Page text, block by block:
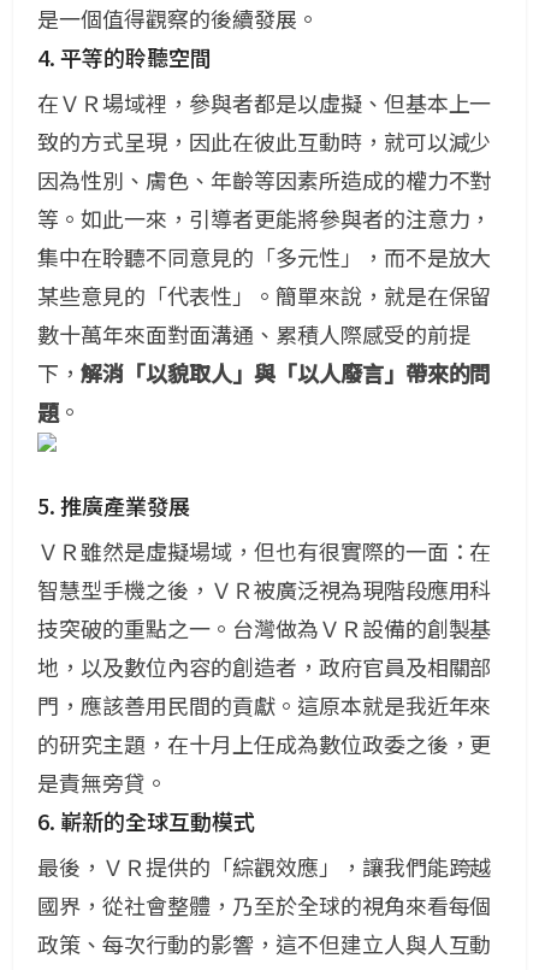
是一個值得觀察的後續發展。
4. 平等的聆聽空間
在ＶＲ場域裡， 參與者都是以虛擬、但基本上一
致的方式呈現 ，因此在彼此互動時，就可以減少
因為性別、膚色、年齡等因素所造成的權力不對
等。如此一來，引導者更能將參與者的注意力，
集中在聆聽不同意見的「多元性」，而不是放大
某些意見的「代表性」。 簡單來說，就是在保留
數十萬年來面對面溝通、累積人際感受的前提
下，解消「以貌取人」與「以人廢言」帶來的問
題。
5. 推廣產業發展
ＶＲ雖然是虛擬場域，但也有很實際的一面：在
智慧型手機之後，ＶＲ被廣泛視為現階段應用科
技突破的重點之一。 台灣做為ＶＲ設備的創製基
地，以及數位內容的創造者，政府官員及相關部
門，應該善用民間的貢獻。 這原本就是我近年來
的研究主題，在十月上任成為數位政委之後，更
是責無旁貸。
6. 嶄新的全球互動模式
最後，ＶＲ提供的「綜觀效應」，讓我們能跨越
國界，從社會整體，乃至於全球的視角來看每個
政策、每次行動的影響，這不但建立人與人互動